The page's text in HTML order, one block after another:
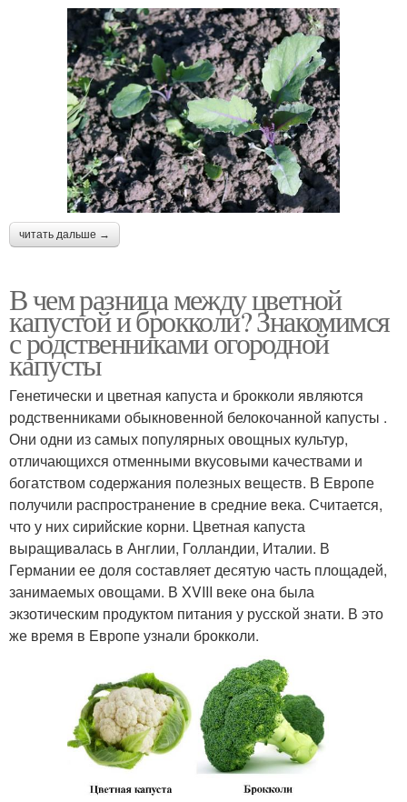
читать дальше →
В чем разница между цветной
капустой и брокколи? Знакомимся
с родственниками огородной
капусты
Генетически и цветная капуста и брокколи являются
родственниками обыкновенной белокочанной капусты .
Они одни из самых популярных овощных культур,
отличающихся отменными вкусовыми качествами и
богатством содержания полезных веществ. В Европе
получили распространение в средние века. Считается,
что у них сирийские корни. Цветная капуста
выращивалась в Англии, Голландии, Италии. В
Германии ее доля составляет десятую часть площадей,
занимаемых овощами. В XVIII веке она была
экзотическим продуктом питания у русской знати. В это
же время в Европе узнали брокколи.